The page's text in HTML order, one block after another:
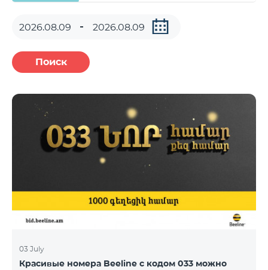
Поиск
03 July
Красивые номера Beeline с кодом 033 можно